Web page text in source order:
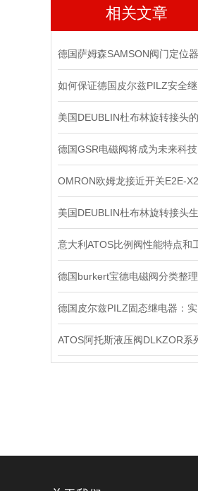
相关文章
德国burkert宝德电磁阀分类整理